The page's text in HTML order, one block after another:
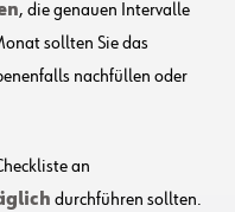
, die genauen Intervalle
sollten Sie das
nachfüllen oder
an
durchführen sollten.